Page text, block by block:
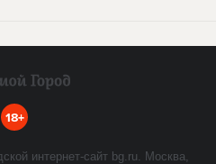
18+
интернет-сайт bg.ru. Москва,